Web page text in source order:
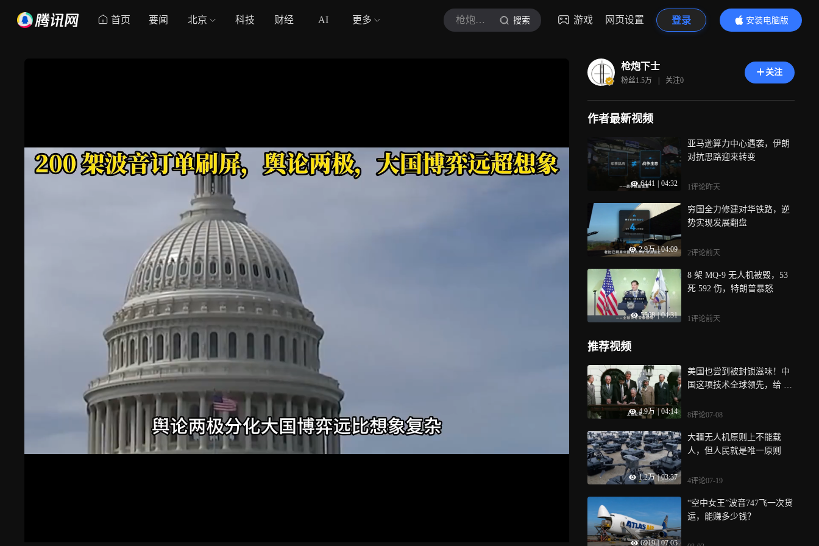
首页 要闻 北京 科技 财经 AI 更多 枪炮下士 搜索 游戏 网页设置 登录
安装电脑版
内容更精彩
枪炮下士
粉丝1.5万 | 关注0
关注
作者最新视频
6441 04:32
亚马逊算力中心遇袭，伊朗
对抗思路迎来转变
1评论昨天
2.9万 | 04:09
穷国全力修建对华铁路，逆
势实现发展翻盘
2评论前天
5568 | 04:31
8 架 MQ-9 无人机被毁，53
死 592 伤，特朗普暴怒
1评论前天
推荐视频
4.9万 | 04:14
美国也尝到被封锁滋味！中
国这项技术全球领先，给 15
8评论07-08
1.2万 | 03:37
大疆无人机原则上不能载
人，但人民就是唯一原则
4评论07-19
6919 | 07:05
“空中女王”波音747飞一次货
运，能赚多少钱？